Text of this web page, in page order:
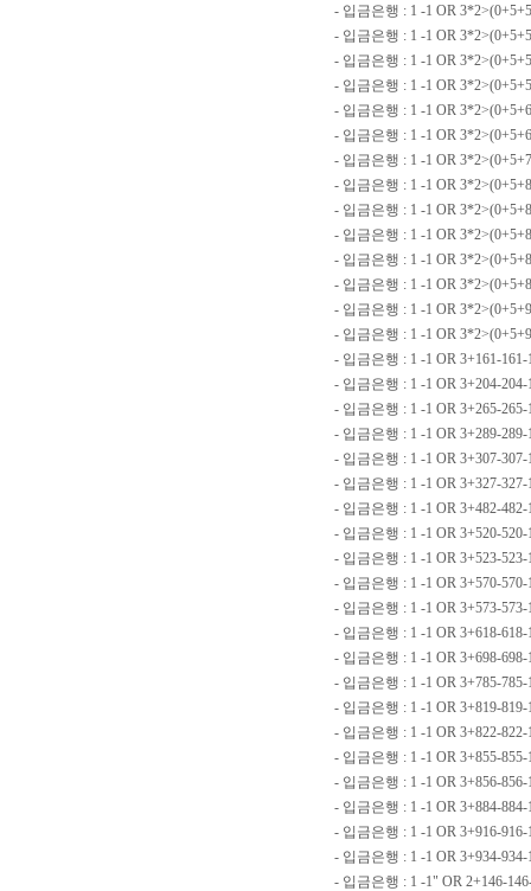
- 입금은행 : 1 -1 OR
- 입금은행 : 1 -1 OR
- 입금은행 : 1 -1 OR
- 입금은행 : 1 -1 OR
- 입금은행 : 1 -1 OR
- 입금은행 : 1 -1 OR
- 입금은행 : 1 -1 OR
- 입금은행 : 1 -1 OR
- 입금은행 : 1 -1 OR
- 입금은행 : 1 -1 OR
- 입금은행 : 1 -1 OR
- 입금은행 : 1 -1 OR
- 입금은행 : 1 -1 OR
- 입금은행 : 1 -1 OR
- 입금은행 : 1 -1 OR 3+161-
- 입금은행 : 1 -1 OR 3+204-
- 입금은행 : 1 -1 OR 3+265-
- 입금은행 : 1 -1 OR 3+289-
- 입금은행 : 1 -1 OR 3+307-
- 입금은행 : 1 -1 OR 3+327-
- 입금은행 : 1 -1 OR 3+482-
- 입금은행 : 1 -1 OR 3+520-
- 입금은행 : 1 -1 OR 3+523-
- 입금은행 : 1 -1 OR 3+570-
- 입금은행 : 1 -1 OR 3+573-
- 입금은행 : 1 -1 OR 3+618-
- 입금은행 : 1 -1 OR 3+698-
- 입금은행 : 1 -1 OR 3+785-
- 입금은행 : 1 -1 OR 3+819-
- 입금은행 : 1 -1 OR 3+822-
- 입금은행 : 1 -1 OR 3+855-
- 입금은행 : 1 -1 OR 3+856-
- 입금은행 : 1 -1 OR 3+884-
- 입금은행 : 1 -1 OR 3+916-
- 입금은행 : 1 -1 OR 3+934-
- 입금은행 : 1 -1" OR 2+146-